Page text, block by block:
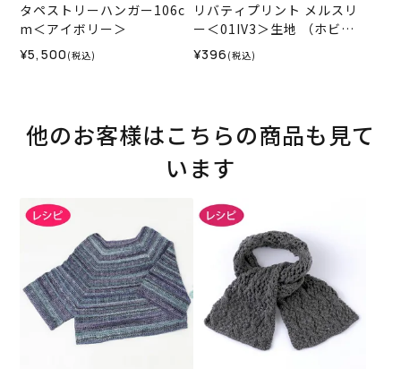
タペストリーハンガー106c
m＜アイボリー＞
¥5,500 (税込)
リバティプリント メルスリ
ー＜01IV3＞生地 （ホビー
ラホビーレオリジナル）202
6SS★復刻色
¥396 (税込)
他のお客様はこちらの商品も見て
います